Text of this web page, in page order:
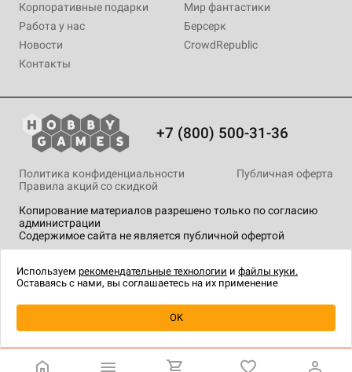
Уведомить о наличии
Корпоративные подарки
Работа у нас
Новости
Контакты
Мир фантастики
Берсерк
CrowdRepublic
+7 (800) 500-31-36
Копирование материалов разрешено только по согласию
администрации
Содержимое сайта не является публичной офертой
Политика конфиденциальности
Публичная оферта
Правила акций со скидкой
технологии.
Используем рекомендательные технологии и файлы куки.
Оставаясь с нами, вы соглашаетесь на их применение
OK